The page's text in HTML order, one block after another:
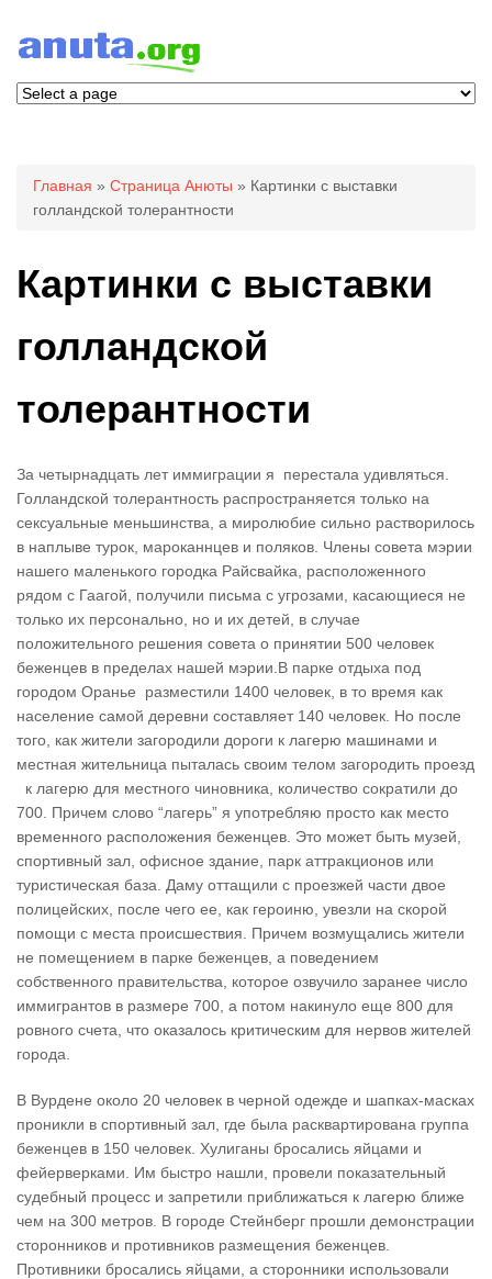
Вы здесь
Главная » Страница Анюты » Картинки с выставки
голландской толерантности
Картинки с выставки
голландской
толерантности
За четырнадцать лет иммиграции я перестала удивляться.
Голландской толерантность распространяется только на
сексуальные меньшинства, а миролюбие сильно растворилось
в наплыве турок, мароканнцев и поляков. Члены совета мэрии
нашего маленького городка Райсвайка, расположенного
рядом с Гаагой, получили письма с угрозами, касающиеся не
только их персонально, но и их детей, в случае
положительного решения совета о принятии 500 человек
беженцев в пределах нашей мэрии.В парке отдыха под
городом Оранье разместили 1400 человек, в то время как
население самой деревни составляет 140 человек. Но после
того, как жители загородили дороги к лагерю машинами и
местная жительница пыталась своим телом загородить проезд
к лагерю для местного чиновника, количество сократили до
700. Причем слово “лагерь” я употребляю просто как место
временного расположения беженцев. Это может быть музей,
спортивный зал, офисное здание, парк аттракционов или
туристическая база. Даму оттащили с проезжей части двое
полицейских, после чего ее, как героиню, увезли на скорой
помощи с места происшествия. Причем возмущались жители
не помещением в парке беженцев, а поведением
собственного правительства, которое озвучило заранее число
иммигрантов в размере 700, а потом накинуло еще 800 для
ровного счета, что оказалось критическим для нервов жителей
города.
В Вурдене около 20 человек в черной одежде и шапках-масках
проникли в спортивный зал, где была расквартирована группа
беженцев в 150 человек. Хулиганы бросались яйцами и
фейерверками. Им быстро нашли, провели показательный
судебный процесс и запретили приближаться к лагерю ближе
чем на 300 метров. В городе Стейнберг прошли демонстрации
сторонников и противников размещения беженцев.
Противники бросались яйцами, а сторонники использовали